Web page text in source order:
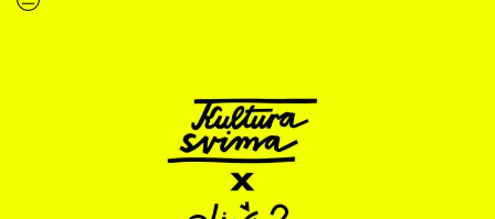
“Kultura svima — inkluzivna najava programa za MMSU za ožujak 2024.”